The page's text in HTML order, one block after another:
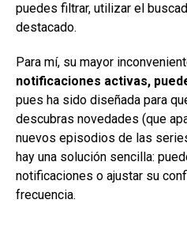
puedes filtrar, utilizar el
destacado.
Para mí, su mayor
notificaciones activas,
pues ha sido diseñada para
descubras novedades (que
nuevos episodios de las
hay una solución sencilla:
notificaciones o ajustar su
frecuencia.